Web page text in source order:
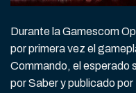
Durante la Gamescom
por primera vez el
Commando, el esperado
por Saber y publicado